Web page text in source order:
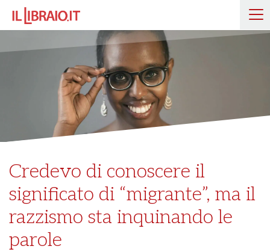
Credevo di conoscere il
significato di “migrante”, ma il
razzismo sta inquinando le
parole